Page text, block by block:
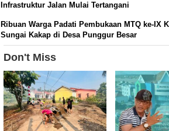
Infrastruktur Jalan Mulai Tertangani
Ribuan Warga Padati Pembukaan MTQ ke-IX
Sungai Kakap di Desa Punggur Besar
Don't Miss